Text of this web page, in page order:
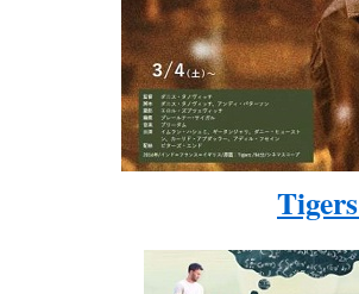
Tigers